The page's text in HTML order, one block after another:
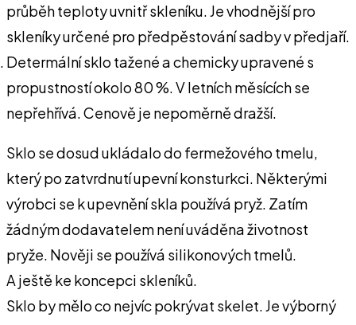
průběh teploty uvnitř skleníku. Je vhodnější pro
skleníky určené pro předpěstování sadby v předjaří.
Determální sklo tažené a chemicky upravené s
propustností okolo 80 %. V letních měsících se
nepřehřívá. Cenově je nepoměrně dražší.
Sklo se dosud ukládalo do fermežového tmelu,
který po zatvrdnutí upevní konsturkci. Některými
výrobci se k upevnění skla používá pryž. Zatím
žádným dodavatelem není uváděna životnost
pryže. Nověji se používá silikonových tmelů.
A ještě ke koncepci skleníků.
Sklo by mělo co nejvíc pokrývat skelet. Je výborný